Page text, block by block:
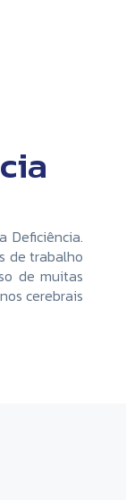
Deficiência.
de trabalho
de muitas
cerebrais